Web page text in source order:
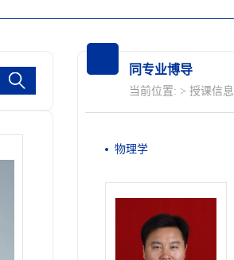
同专业博导
当前位置: > 授课信息
物理学